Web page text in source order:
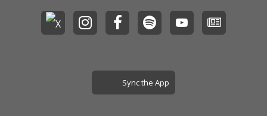
トラとはあまりにも美
しくあまりにも気高く
あまりにも儚い39年と
Sync the App